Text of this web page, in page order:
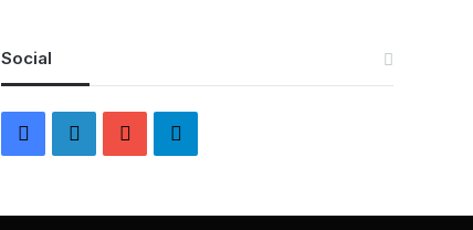
Social
c
n
u
л